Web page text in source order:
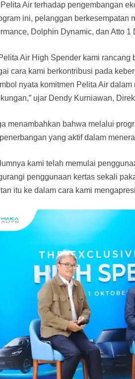
Air terhadap pengembangan
ini, pelanggan berkesempatan
Dolphin Dynamic, dan Atto
Air High Spender kami
cara kami berkontribusi pada
nyata komitmen Pelita Air
ujar Dendy Kurniawan,
menambahkan bahwa melalui
yang aktif dalam
kami telah memulai
penggunaan kertas sekali
itu ke dalam cara kami